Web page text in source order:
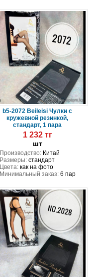
b5-2072 Beileisi Чулки с
кружевной резинкой,
стандарт, 1 пара
1 232 тг
шт
Производство:Китай
Размеры:стандарт
Цвета:как на фото
Минимальный заказ:6 пар